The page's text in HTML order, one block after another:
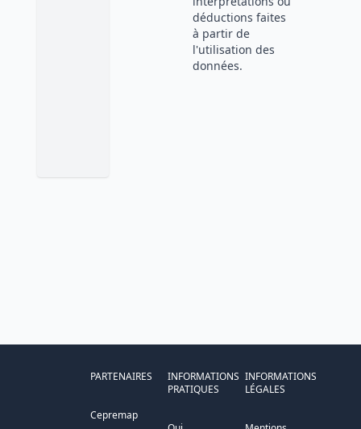
déductions faites
à partir de
l'utilisation des
données.
PARTENAIRES
Cepremap
INFORMATIONS
PRATIQUES
INFORMATIONS
LÉGALES